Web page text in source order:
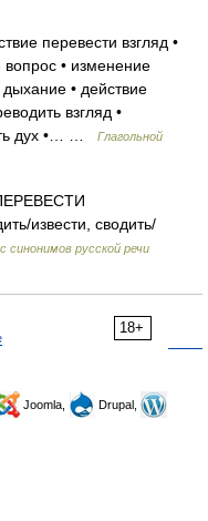
перевести взгляд •
• изменение
• действие
взгляд •
дух •… …
Глагольной
извести, сводить/
синонимов русской речи
18+
Joomla,
Drupal,